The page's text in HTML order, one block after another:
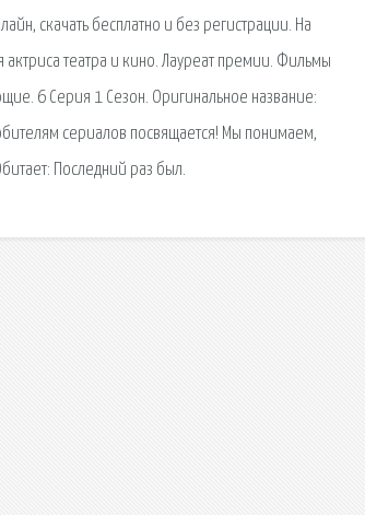
скачать бесплатно и без регистрации. На
театра и кино. Лауреат премии. Фильмы
6 Серия 1 Сезон. Оригинальное название:
сериалов посвящается! Мы понимаем,
Последний раз был.